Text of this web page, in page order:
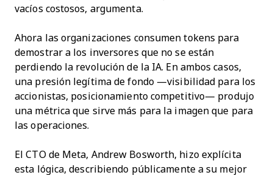
vacíos costosos, argumenta.
Ahora las organizaciones consumen tokens para
demostrar a los inversores que no se están
perdiendo la revolución de la IA. En ambos casos,
una presión legítima de fondo —visibilidad para los
accionistas, posicionamiento competitivo— produjo
una métrica que sirve más para la imagen que para
las operaciones.
El CTO de Meta, Andrew Bosworth, hizo explícita
esta lógica, describiendo públicamente a su mejor